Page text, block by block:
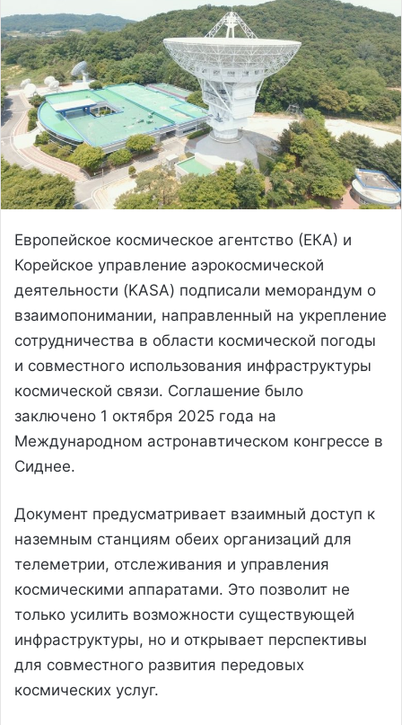
Европейское космическое агентство (ЕКА) и
Корейское управление аэрокосмической
деятельности (KASA) подписали меморандум о
взаимопонимании, направленный на укрепление
сотрудничества в области космической погоды
и совместного использования инфраструктуры
космической связи. Соглашение было
заключено 1 октября 2025 года на
Международном астронавтическом конгрессе в
Сиднее.
Документ предусматривает взаимный доступ к
наземным станциям обеих организаций для
телеметрии, отслеживания и управления
космическими аппаратами. Это позволит не
только усилить возможности существующей
инфраструктуры, но и открывает перспективы
для совместного развития передовых
космических услуг.